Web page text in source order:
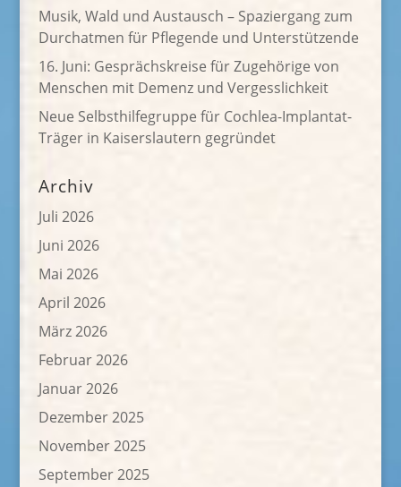
Musik, Wald und Austausch – Spaziergang zum
Durchatmen für Pflegende und Unterstützende
16. Juni: Gesprächskreise für Zugehörige von
Menschen mit Demenz und Vergesslichkeit
Neue Selbsthilfegruppe für Cochlea-Implantat-
Träger in Kaiserslautern gegründet
Archiv
Juli 2026
Juni 2026
Mai 2026
April 2026
März 2026
Februar 2026
Januar 2026
Dezember 2025
November 2025
September 2025